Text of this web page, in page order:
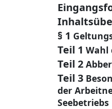
§ 1
Teil 1 Wahl
Teil 2
Teil 3
der
Seebetriebs